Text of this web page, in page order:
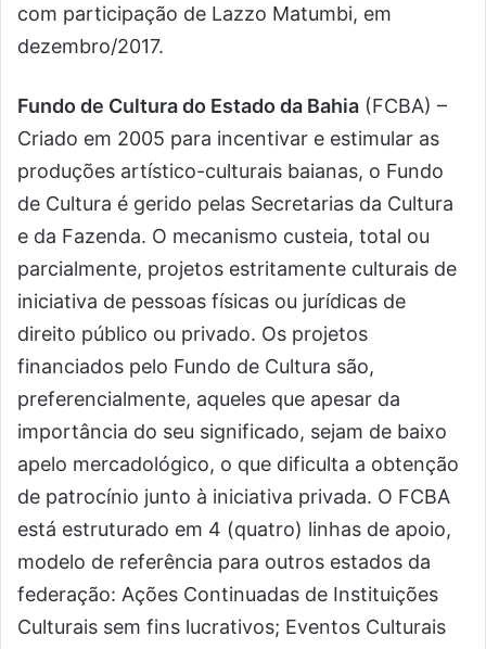
com participação de Lazzo Matumbi, em
dezembro/2017.
Fundo de Cultura do Estado da Bahia (FCBA) –
Criado em 2005 para incentivar e estimular as
produções artístico-culturais baianas, o Fundo
de Cultura é gerido pelas Secretarias da Cultura
e da Fazenda. O mecanismo custeia, total ou
parcialmente, projetos estritamente culturais de
iniciativa de pessoas físicas ou jurídicas de
direito público ou privado. Os projetos
financiados pelo Fundo de Cultura são,
preferencialmente, aqueles que apesar da
importância do seu significado, sejam de baixo
apelo mercadológico, o que dificulta a obtenção
de patrocínio junto à iniciativa privada. O FCBA
está estruturado em 4 (quatro) linhas de apoio,
modelo de referência para outros estados da
federação: Ações Continuadas de Instituições
Culturais sem fins lucrativos; Eventos Culturais